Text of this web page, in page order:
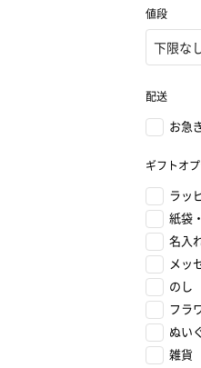
値段
配送
お急
ギフトオ
ラッ
紙袋
名入
メッ
のし
フラ
ぬい
雑貨